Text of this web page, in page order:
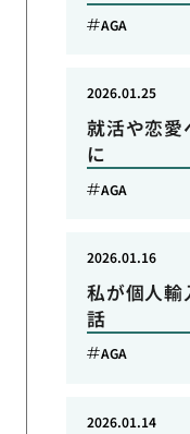
AGA
就活や恋愛
に
2026.01.25
AGA
私が個人輸
話
2026.01.16
AGA
2026.01.14